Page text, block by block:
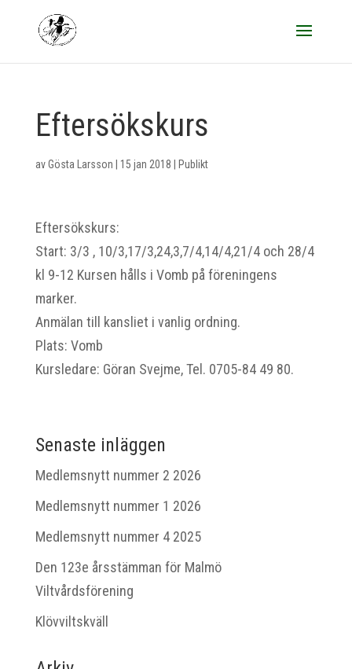
Eftersökskurs
avGösta Larsson 15 jan 2018 Publikt
Eftersökskurs:
Start: 3/3 , 10/3,17/3,24,3,7/4,14/4,21/4 och 28/4
kl 9-12 Kursen hålls i Vomb på föreningens
marker.
Anmälan till kansliet i vanlig ordning.
Plats: Vomb
Kursledare: Göran Svejme, Tel. 0705-84 49 80.
Senaste inläggen
Medlemsnytt nummer 2 2026
Medlemsnytt nummer 1 2026
Medlemsnytt nummer 4 2025
Den 123e årsstämman för Malmö
Viltvårdsförening
Klövviltskväll